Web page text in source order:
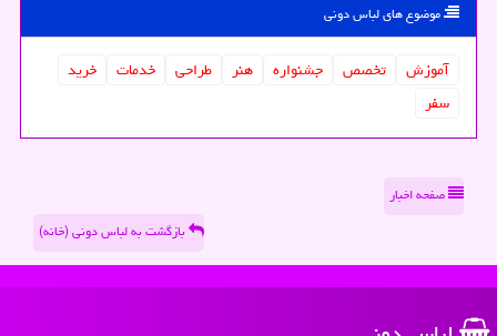
موضوع های لباس دونی
آموزش تخصص جشنواره هنر طراحی خدمات
خرید
سفر
صفحه اخبار
بازگشت به لباس دونی (خانه)